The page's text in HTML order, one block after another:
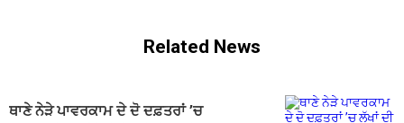
Related News
ਥਾਣੇ ਨੇੜੇ ਪਾਵਰਕਾਮ ਦੇ ਦੋ ਦਫ਼ਤਰਾਂ ’ਚ